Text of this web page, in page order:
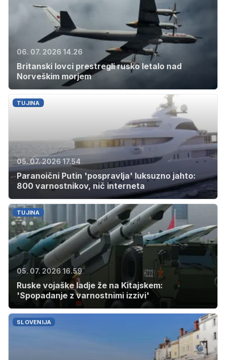
06. 07. 2026 14.26
Britanski lovci prestregli rusko letalo nad
Norveškim morjem
TUJINA
05. 07. 2026 17.54
Paranoični Putin 'pospravlja' luksuzno jahto:
800 varnostnikov, nič interneta
TUJINA
05. 07. 2026 16.59
Ruske vojaške ladje že na Kitajskem:
'Spopadanje z varnostnimi izzivi'
SLOVENIJA